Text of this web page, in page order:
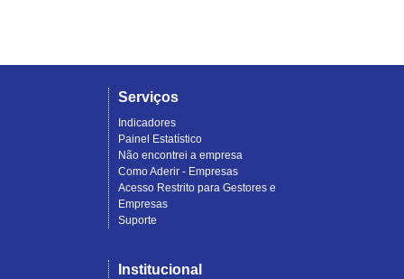
Serviços
Indicadores
Painel Estatístico
Não encontrei a empresa
Como Aderir - Empresas
Acesso Restrito para Gestores e
Empresas
Suporte
Institucional